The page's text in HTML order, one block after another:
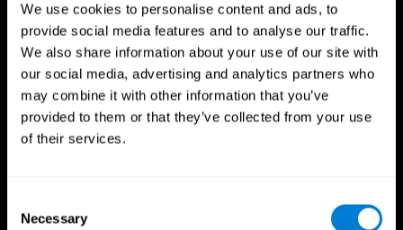
We use cookies to personalise content and ads, to
provide social media features and to analyse our traffic.
We also share information about your use of our site with
our social media, advertising and analytics partners who
may combine it with other information that you’ve
provided to them or that they’ve collected from your use
of their services.
Selection
Necessary